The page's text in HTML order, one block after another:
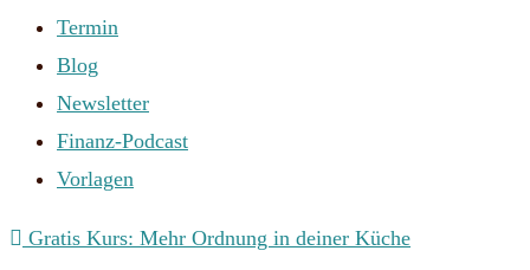
Termin
Blog
Newsletter
Finanz-Podcast
Vorlagen
Gratis Kurs: Mehr Ordnung in deiner Küche